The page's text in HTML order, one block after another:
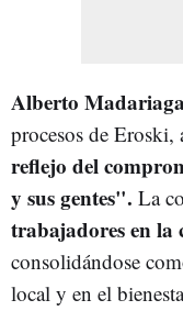
Alberto
procesos de
reflejo del
y sus gentes". La
trabajadores en la
consolidándose
local y en el